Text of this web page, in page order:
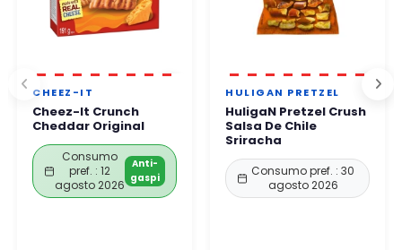
CHEEZ-IT
Cheez-It Crunch
Cheddar Original
Consumo
pref. : 12
agosto 2026
Anti-
gaspi
HULIGAN PRETZEL
HuligaN Pretzel Crush
Salsa De Chile
Sriracha
Consumo pref. : 30
agosto 2026